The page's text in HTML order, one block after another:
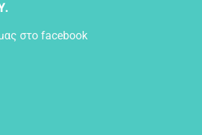
στο facebook